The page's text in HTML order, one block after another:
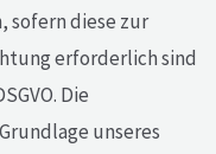
sofern diese zur
erforderlich sind
Die
unseres